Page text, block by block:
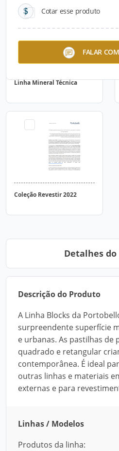
Cotar esse produto
FALAR
Linha Mineral Técnica
Coleção Revestir 2022
Detalhes
Descrição do Produto
A Linha Blocks da
surpreendente superfície
e urbanas. As pastilhas
quadrado e retangular
contemporânea. É ideal
outras linhas e materiais
externas e para
Linhas / Modelos
Produtos da linha: